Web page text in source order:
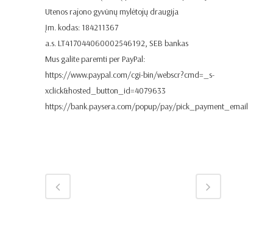
Utenos rajono gyvūnų mylėtojų draugija
Įm. kodas: 184211367
a.s. LT417044060002546192, SEB bankas
Mus galite paremti per PayPal:
https://www.paypal.com/cgi-bin/webscr?cmd=_s-
xclick&hosted_button_id=4079633
https://bank.paysera.com/popup/pay/pick_payment_email